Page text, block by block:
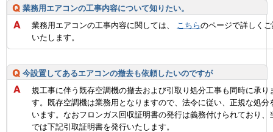
業務用エアコンの工事内容について知りたい。
業務用エアコンの工事内容に関しては、
こちらのページで詳しく
いたします。
今設置してあるエアコンの撤去も依頼したいのですが
規工事に伴う既存空調機の撤去および引取り処分工事も同時に承り
す。既存空調機は業務用となりますので、法令に従い、正規な処分
います。なおフロンガス回収証明書の発行は義務付けられており、
では下記引取証明書を発行いたします。